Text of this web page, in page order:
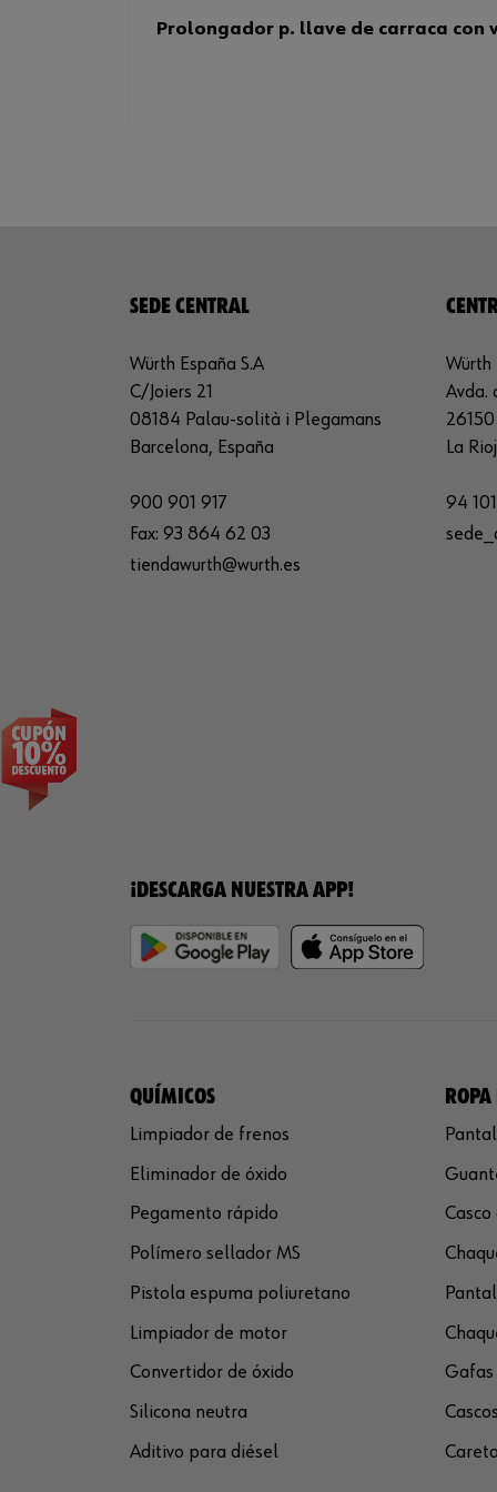
Prolongador p. llave de carraca con
SEDE CENTRAL
Würth España S.A
C/Joiers 21
08184 Palau-solità i Plegamans
Barcelona, España
900 901 917
Fax: 93 864 62 03
tiendawurth@wurth.es
Würth
Avda.
La
94
¡DESCARGA NUESTRA APP!
QUÍMICOS
Limpiador de frenos
Eliminador de óxido
Pegamento rápido
Polímero sellador MS
Pistola espuma poliuretano
Limpiador de motor
Convertidor de óxido
Silicona neutra
Aditivo para diésel